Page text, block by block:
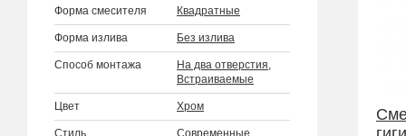
Форма смесителя Квадратные
Форма излива Без излива
Способ монтажа На два отверстия,
Встраиваемые
Цвет Хром
Стиль Современные